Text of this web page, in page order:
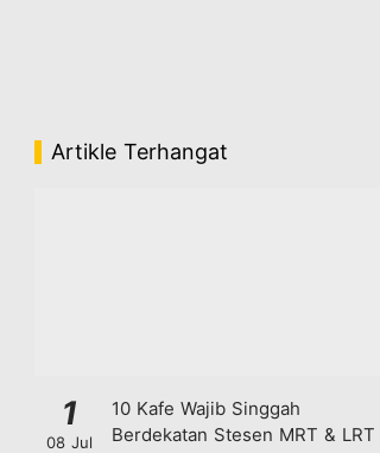
Artikle Terhangat
1
08 Jul
10 Kafe Wajib Singgah
Berdekatan Stesen MRT & LRT